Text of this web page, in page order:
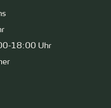
18:00 Uhr